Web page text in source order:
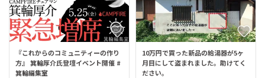
『これからのコミュニティーの作り
方』 箕輪厚介氏登壇イベント開催 #
箕輪編集室
10万円で買った新品の給湯器が5ヶ
月目にして盗まれました。助けてく
ださい。